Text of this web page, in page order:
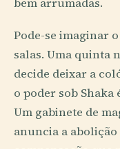
Pode-se imaginar
salas. Uma quinta
decide deixar a
o poder sob
Um gabinete de
anuncia a abolição